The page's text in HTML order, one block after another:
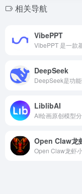
相关导航
VibePPT
DeepSeek
LiblibAI